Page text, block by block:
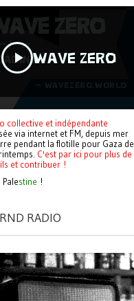
collective et indépendante
via internet et FM, depuis mer
pendant la flotille pour Gaza de
C'est par ici pour plus de
et contribuer !
Palestine !
RADIO